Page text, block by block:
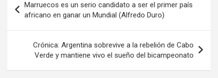
de
entradas
Marruecos es un serio candidato a ser el primer país
africano en ganar un Mundial (Alfredo Duro)
Crónica: Argentina sobrevive a la rebelión de Cabo
Verde y mantiene vivo el sueño del bicampeonato